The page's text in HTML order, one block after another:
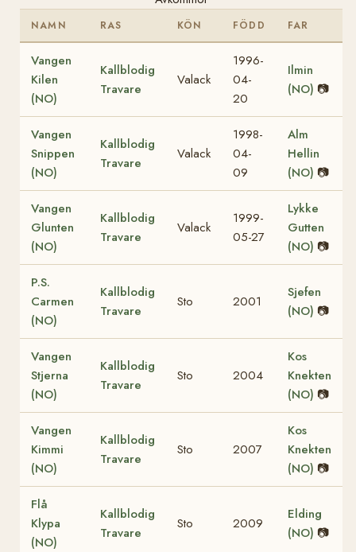
NAMN RAS KÖN FÖDD FAR
Vangen
Kilen
(NO)
Kallblodig
Travare
Valack
1996-
04-
20
Ilmin
(NO) 📷
Vangen
Snippen
(NO)
Kallblodig
Travare
Valack
1998-
04-
09
Alm
Hellin
(NO) 📷
Vangen
Glunten
(NO)
Kallblodig
Travare
Valack
1999-
05-27
Lykke
Gutten
(NO) 📷
P.S.
Carmen
(NO)
Kallblodig
Travare
Sto 2001
Sjefen
(NO) 📷
Vangen
Stjerna
(NO)
Kallblodig
Travare
Sto 2004
Kos
Knekten
(NO) 📷
Vangen
Kimmi
(NO)
Kallblodig
Travare
Sto 2007
Kos
Knekten
(NO) 📷
Flå
Klypa
(NO)
Kallblodig
Travare
Sto 2009
Elding
(NO) 📷